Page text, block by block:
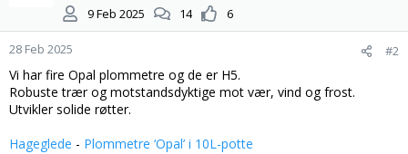
n
e
r
:
9 Feb 2025
14 6
28 Feb 2025 #2
Vi har fire Opal plommetre og de er H5.
Robuste trær og motstandsdyktige mot vær, vind og frost.
Utvikler solide røtter.
Hageglede - Plommetre ‘Opal’ i 10L-potte